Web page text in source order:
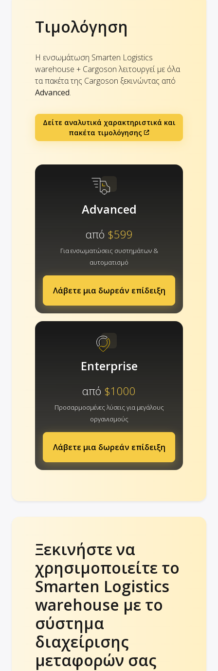
Τιμολόγηση
Η ενσωμάτωση Smarten Logistics
warehouse + Cargoson λειτουργεί με όλα
τα πακέτα της Cargoson ξεκινώντας από
Advanced.
Δείτε αναλυτικά χαρακτηριστικά και
πακέτα τιμολόγησης
Advanced
από $599
Για ενσωματώσεις συστημάτων &
αυτοματισμό
Λάβετε μια δωρεάν επίδειξη
Enterprise
από $1000
Προσαρμοσμένες λύσεις για μεγάλους
οργανισμούς
Λάβετε μια δωρεάν επίδειξη
Ξεκινήστε να
χρησιμοποιείτε το
Smarten Logistics
warehouse με το
σύστημα
διαχείρισης
μεταφορών σας